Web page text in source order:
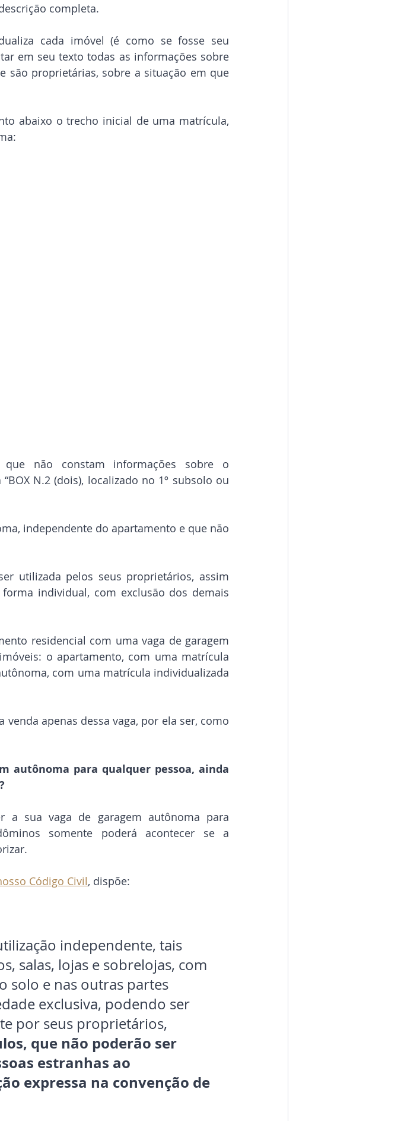
completa.
cada imóvel (é como se fosse seu
em seu texto todas as informações sobre
são proprietárias, sobre a situação em que
abaixo o trecho inicial de uma matrícula,
não constam informações sobre o
N.2 (dois), localizado no 1º subsolo ou
independente do apartamento e que não
utilizada pelos seus proprietários, assim
individual, com exclusão dos demais
residencial com uma vaga de garagem
o apartamento, com uma matrícula
com uma matrícula individualizada
apenas dessa vaga, por ela ser, como
autônoma para qualquer pessoa, ainda
a sua vaga de garagem autônoma para
somente poderá acontecer se a
Código Civil, dispõe:
independente, tais
salas, lojas e sobrelojas, com
solo e nas outras partes
exclusiva, podendo ser
por seus proprietários,
que não poderão ser
estranhas ao
expressa na convenção de